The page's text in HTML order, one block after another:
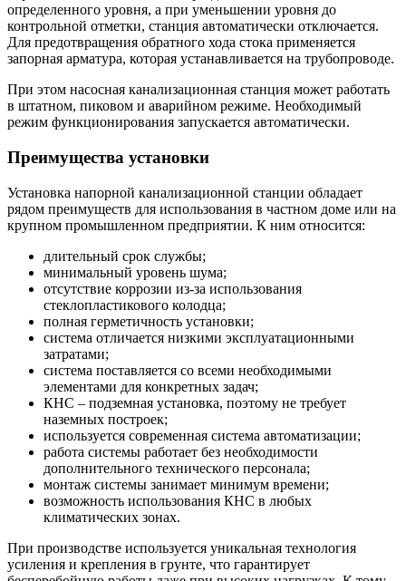
определенного уровня, а при уменьшении уровня до
контрольной отметки, станция автоматически отключается.
Для предотвращения обратного хода стока применяется
запорная арматура, которая устанавливается на трубопроводе.
При этом насосная канализационная станция может работать
в штатном, пиковом и аварийном режиме. Необходимый
режим функционирования запускается автоматически.
Преимущества установки
Установка напорной канализационной станции обладает
рядом преимуществ для использования в частном доме или на
крупном промышленном предприятии. К ним относится:
длительный срок службы;
минимальный уровень шума;
отсутствие коррозии из-за использования
стеклопластикового колодца;
полная герметичность установки;
система отличается низкими эксплуатационными
затратами;
система поставляется со всеми необходимыми
элементами для конкретных задач;
КНС – подземная установка, поэтому не требует
наземных построек;
используется современная система автоматизации;
работа системы работает без необходимости
дополнительного технического персонала;
монтаж системы занимает минимум времени;
возможность использования КНС в любых
климатических зонах.
При производстве используется уникальная технология
усиления и крепления в грунте, что гарантирует